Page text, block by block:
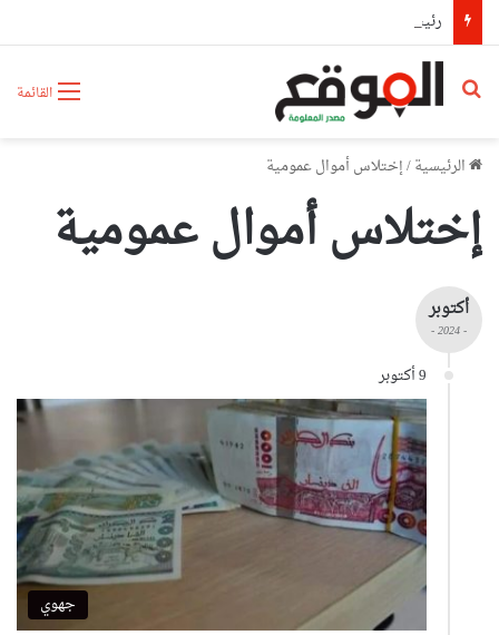
القائمة بحث عن
الرئيسية/إختلاس أموال عمومية
إختلاس أموال عمومية
أكتوبر
- 2024 -
9 أكتوبر
جهوي